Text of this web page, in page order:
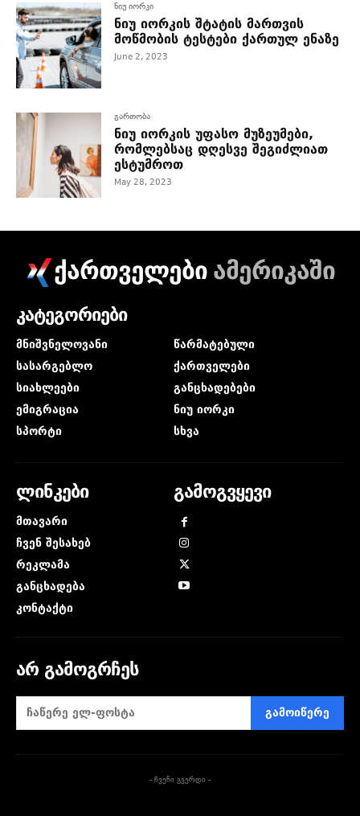
ნიუ იორკი
ნიუ იორკის შტატის მართვის
მოწმობის ტესტები ქართულ ენაზე
June 2, 2023
გართობა
ნიუ იორკის უფასო მუზეუმები,
რომლებსაც დღესვე შეგიძლიათ
ესტუმროთ
May 28, 2023
ქართველებიამერიკაში
კატეგორიები
მნიშვნელოვანი
სასარგებლო
სიახლეები
ემიგრაცია
სპორტი
წარმატებული
ქართველები
განცხადებები
ნიუ იორკი
სხვა
ლინკები
მთავარი
ჩვენ შესახებ
რეკლამა
განცხადება
კონტაქტი
გამოგვყევი
არ გამოგრჩეს
გამოიწერე
- ჩვენი გვერდი -